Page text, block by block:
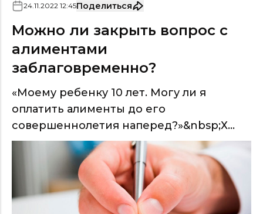
24.11.2022 12:45Поделиться
Можно ли закрыть вопрос с
алиментами
заблаговременно?
«Моему ребенку 10 лет. Могу ли я
оплатить алименты до его
совершеннолетия наперед?»&nbsp;Х...